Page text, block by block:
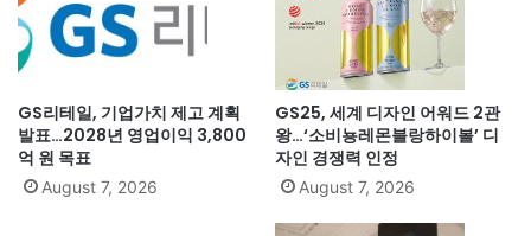
GS리테일, 기업가치 제고 계획
발표…2028년 영업이익 3,800
억 원 목표
August 7, 2026
GS25, 세계 디자인 어워드 2관
왕…‘소비뇽레몬블랑하이볼’ 디
자인 경쟁력 인정
August 7, 2026